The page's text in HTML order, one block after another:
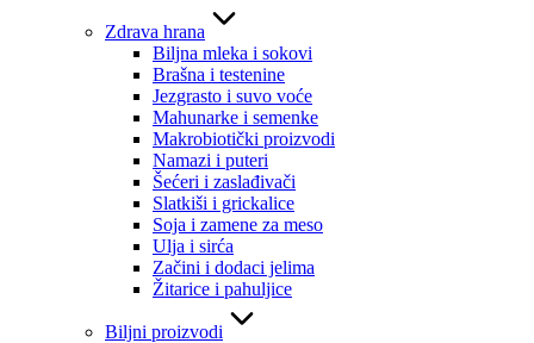
Zdrava hrana
Biljna mleka i sokovi
Brašna i testenine
Jezgrasto i suvo voće
Mahunarke i semenke
Makrobiotički proizvodi
Namazi i puteri
Šećeri i zaslađivači
Slatkiši i grickalice
Soja i zamene za meso
Ulja i sirća
Začini i dodaci jelima
Žitarice i pahuljice
Biljni proizvodi